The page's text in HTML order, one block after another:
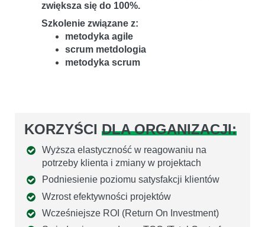
zwiększa się do 100%.
Szkolenie związane z:
metodyka agile
scrum metdologia
metodyka scrum
KORZYŚCI DLA ORGANIZACJI:
Wyższa elastyczność w reagowaniu na
potrzeby klienta i zmiany w projektach
Podniesienie poziomu satysfakcji klientów
Wzrost efektywności projektów
Wcześniejsze ROI (Return On Investment)